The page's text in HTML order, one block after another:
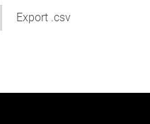
Export .csv